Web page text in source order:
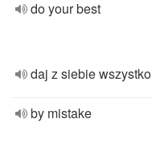
do your best
daj z siebie wszystko
by mistake